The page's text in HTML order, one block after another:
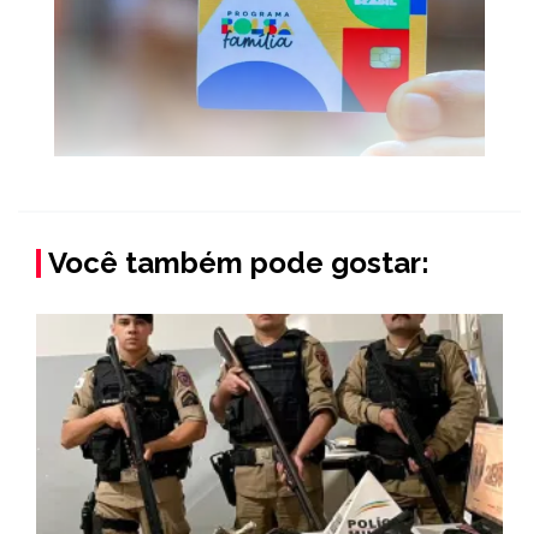
Você também pode gostar: